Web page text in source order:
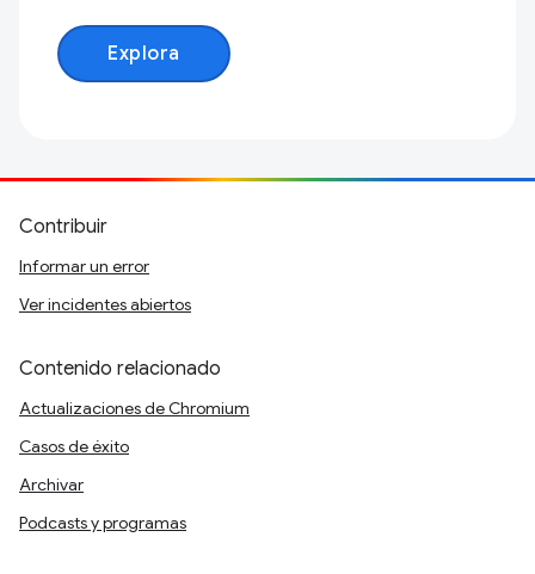
Explora
Contribuir
Informar un error
Ver incidentes abiertos
Contenido relacionado
Actualizaciones de Chromium
Casos de éxito
Archivar
Podcasts y programas